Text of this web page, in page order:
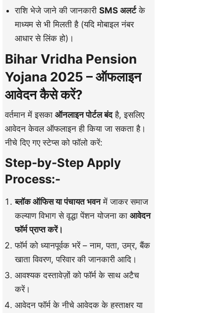
राशि भेजे जाने की जानकारी SMS अलर्टके
माध्यम से भी मिलती है (यदि मोबाइल नंबर
आधार से लिंक हो)।
Bihar Vridha Pension
Yojana 2025 – ऑफलाइन
आवेदन कैसे करें?
वर्तमान में इसका ऑनलाइन पोर्टल बंदहै, इसलिए
आवेदन केवल ऑफलाइन ही किया जा सकता है।
नीचे दिए गए स्टेप्स को फॉलो करें:
Step-by-Step Apply
Process:-
ब्लॉक ऑफिस या पंचायत भवनमें जाकर समाज
कल्याण विभाग से वृद्धा पेंशन योजना का आवेदन
फॉर्म प्राप्त करें।
फॉर्म को ध्यानपूर्वक भरें – नाम, पता, उम्र, बैंक
खाता विवरण, परिवार की जानकारी आदि।
आवश्यक दस्तावेज़ों को फॉर्म के साथ अटैच
करें।
आवेदन फॉर्म के नीचे आवेदक के हस्ताक्षर या